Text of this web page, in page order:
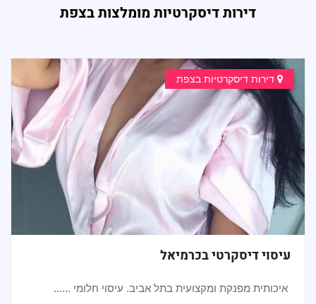
דירות דיסקרטיות מומלצות בצפת
דירות דיסקרטיות בצפת
עיסוי דיסקרטי בכרמיאל
איכותית מפנקת ומקצועית בתל אביב. עיסוי חלומי ......